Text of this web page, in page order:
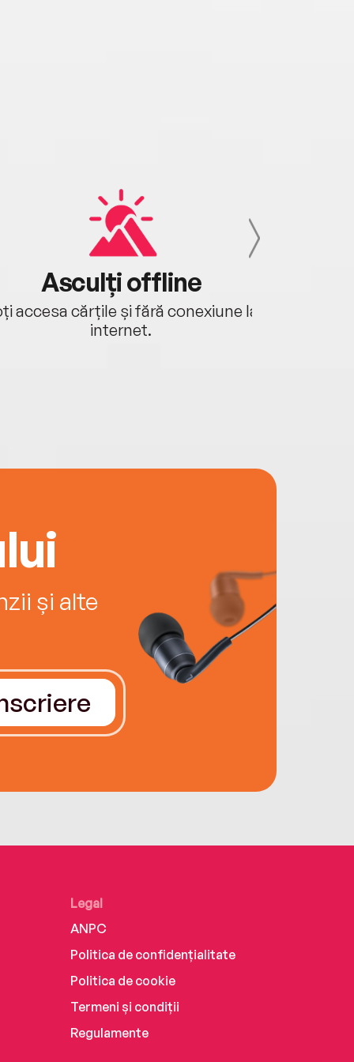
Asculți offline
accesa cărțile și fără conexiune la
internet.
și alte
Legal
ANPC
Politica de confidențialitate
Politica de cookie
Termeni și condiții
Regulamente